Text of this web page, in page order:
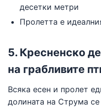
десетки метри
Пролетта е
5. Кресненско
на грабливите
Всяка есен и пролет
долината на Струма